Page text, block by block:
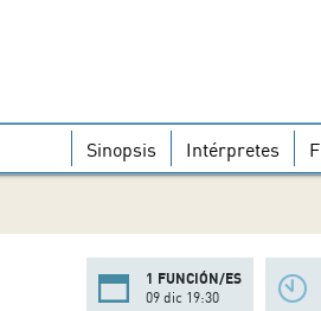
Sinopsis Intérpretes
1 FUNCIÓN/ES
09 dic 19:30